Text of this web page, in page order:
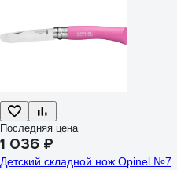
Последняя цена
1 036 ₽
Детский складной нож Opinel №7